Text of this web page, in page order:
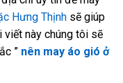
Hưng Thịnh sẽ giúp
viết này chúng tôi sẽ
” nên may áo gió ở